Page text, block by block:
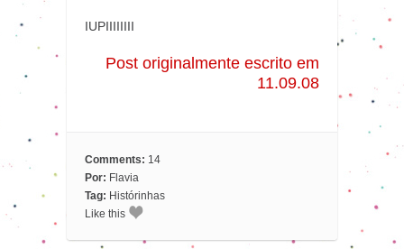
IUPIIIIIIII
Post originalmente escrito em
11.09.08
Comments: 14
Por: Flavia
Tag: Histórinhas
Like this